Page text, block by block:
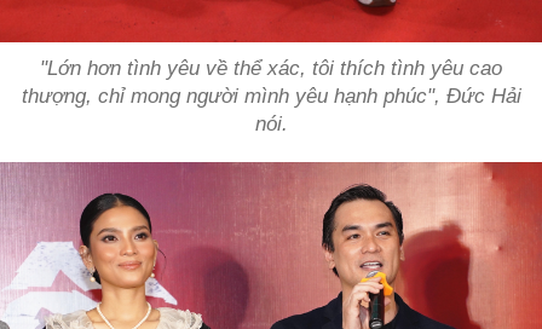
"Lớn hơn tình yêu về thể xác, tôi thích tình yêu cao
thượng, chỉ mong người mình yêu hạnh phúc", Đức Hải
nói.